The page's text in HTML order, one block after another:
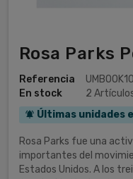
Rosa Parks
Referencia
En stock
2
notifications_active Últimas unidades
Rosa Parks fue una
importantes del
Estados Unidos. A los